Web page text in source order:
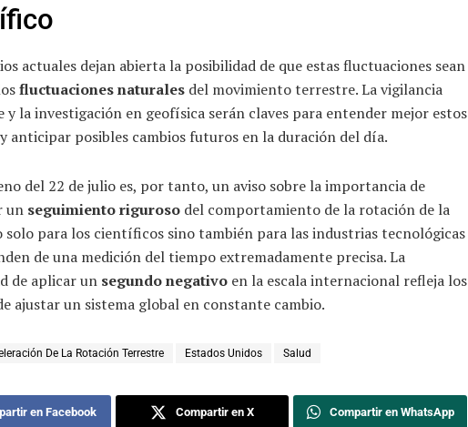
actuales dejan abierta la posibilidad de que estas fluctuaciones sean
fluctuaciones naturales del movimiento terrestre. La vigilancia
y la investigación en geofísica serán claves para entender mejor estos
anticipar posibles cambios futuros en la duración del día.
del 22 de julio es, por tanto, un aviso sobre la importancia de
un seguimiento riguroso del comportamiento de la rotación de la
solo para los científicos sino también para las industrias tecnológicas
de una medición del tiempo extremadamente precisa. La
de aplicar un segundo negativo en la escala internacional refleja los
ajustar un sistema global en constante cambio.
De La Rotación Terrestre Estados Unidos Salud
en Facebook Compartir en X Compartir en WhatsApp